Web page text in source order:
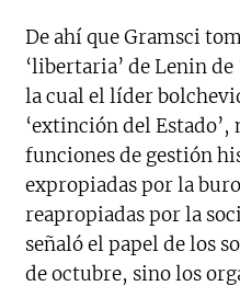
De ahí que Gramsci
‘libertaria’ de Lenin
la cual el líder
‘extinción del
funciones de gestión
expropiadas por la
reapropiadas por la
señaló el papel de los
de octubre, sino los